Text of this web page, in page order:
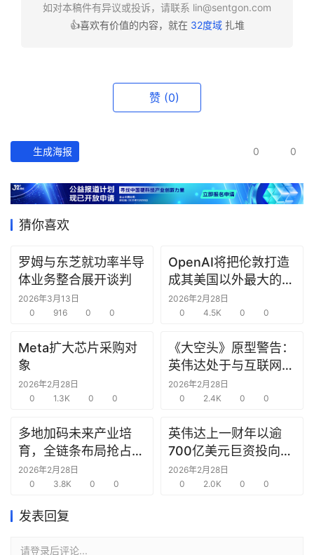
经
数
据
研
选
报
创
投
之
商
机
链
圈
如对本稿件有异议或投诉，请联系 lin@sentgon.com
👍喜欢有价值的内容，就在 32度域扎堆
赞 (0)
生成海报 0 0
猜你喜欢
罗姆与东芝就功率半导
体业务整合展开谈判
2026年3月13日
0
916 0 0
OpenAI将把伦敦打造
成其美国以外最大的研
究中心
2026年2月28日
0
4.5K 0 0
Meta扩大芯片采购对
象
2026年2月28日
0
1.3K 0 0
《大空头》原型警告：
英伟达处于与互联网泡
沫时期思科同样的“危
险境地”
2026年2月28日
0
2.4K 0 0
多地加码未来产业培
育，全链条布局抢占新
赛道先机
2026年2月28日
0
3.8K 0 0
英伟达上一财年以逾
700亿美元巨资投向合
作方，竭力巩固AI芯片
需求
2026年2月28日
0
2.0K 0 0
发表回复
请登录后评论...